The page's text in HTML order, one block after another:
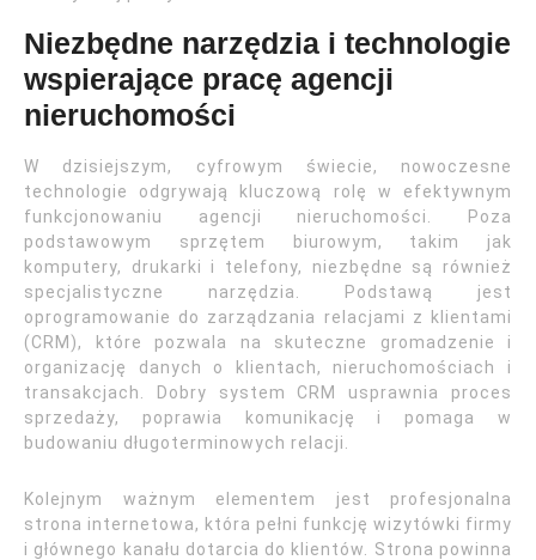
Niezbędne narzędzia i technologie
wspierające pracę agencji
nieruchomości
W dzisiejszym, cyfrowym świecie, nowoczesne
technologie odgrywają kluczową rolę w efektywnym
funkcjonowaniu agencji nieruchomości. Poza
podstawowym sprzętem biurowym, takim jak
komputery, drukarki i telefony, niezbędne są również
specjalistyczne narzędzia. Podstawą jest
oprogramowanie do zarządzania relacjami z klientami
(CRM), które pozwala na skuteczne gromadzenie i
organizację danych o klientach, nieruchomościach i
transakcjach. Dobry system CRM usprawnia proces
sprzedaży, poprawia komunikację i pomaga w
budowaniu długoterminowych relacji.
Kolejnym ważnym elementem jest profesjonalna
strona internetowa, która pełni funkcję wizytówki firmy
i głównego kanału dotarcia do klientów. Strona powinna